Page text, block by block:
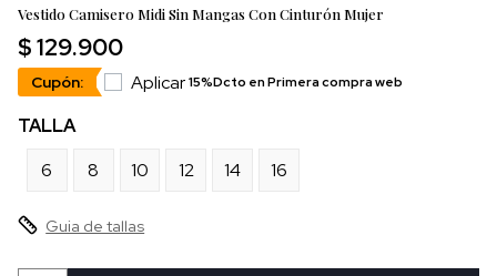
Vestido Camisero Midi Sin Mangas Con Cinturón Mujer
$ 129.900
Cupón: Aplicar15%Dcto en Primera compra web
TALLA
6
8 10 12 14 16
Guia de tallas